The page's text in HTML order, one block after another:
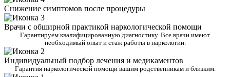
Снижение симптомов после процедуры
Врачи с обширной практикой наркологической помощи
Гарантируем квалифицированную диагностику. Все врачи имеют
необходимый опыт и стаж работы в наркологии.
Индивидуальный подбор лечения и медикаментов
Гарантия наркологической помощи вашим родственникам и близким.